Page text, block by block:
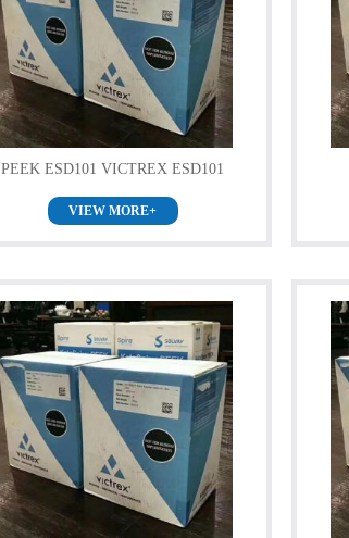
PEEK ESD101 VICTREX ESD101
VIEW MORE+